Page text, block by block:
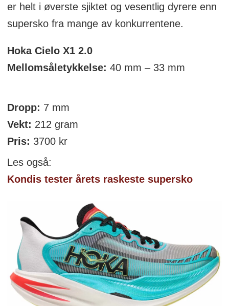
er helt i øverste sjiktet og vesentlig dyrere enn
supersko fra mange av konkurrentene.
Hoka Cielo X1 2.0
Mellomsåletykkelse: 40 mm – 33 mm
Dropp: 7 mm
Vekt: 212 gram
Pris: 3700 kr
Les også:
Kondis tester årets raskeste supersko